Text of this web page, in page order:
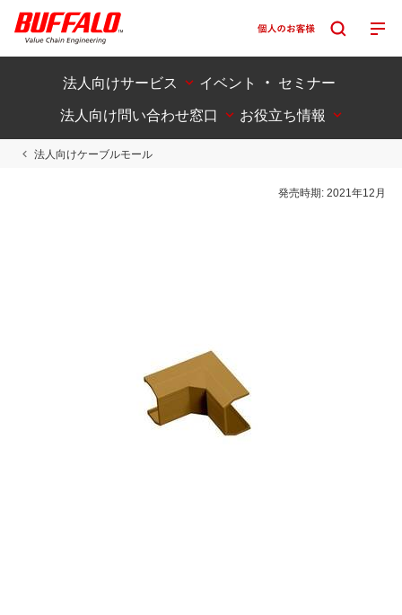
法人向けサービス
イベント ・ セミナー
法人向け問い合わせ窓口
お役立ち情報
法人向けケーブルモール
発売時期:2021年12月